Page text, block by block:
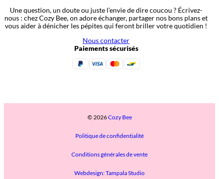
Une question, un doute ou juste l’envie de dire coucou ? Écrivez-
nous : chez Cozy Bee, on adore échanger, partager nos bons plans et
vous aider à dénicher les pépites qui feront briller votre quotidien !
Nous contacter
Paiements sécurisés
© 2026Cozy Bee
Politique de confidentialité
Conditions générales de vente
Webdesign: Tampala Studio